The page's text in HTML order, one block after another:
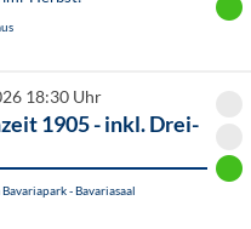
18:30 Uhr
1905 - inkl. Drei-
- Bavariasaal